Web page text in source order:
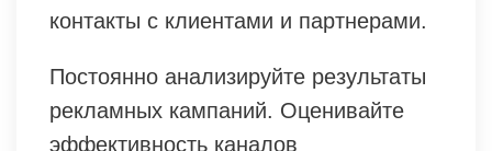
контакты с клиентами и партнерами.
Постоянно анализируйте результаты
рекламных кампаний. Оценивайте
эффективность каналов